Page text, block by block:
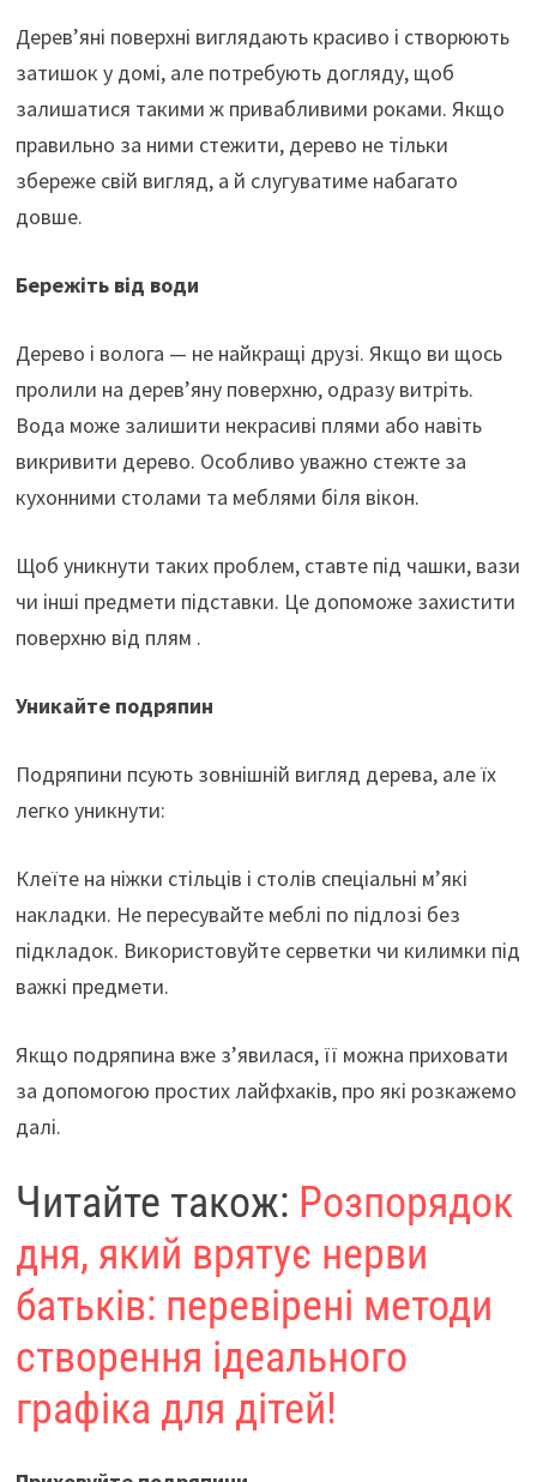
b
o
o
k
gr
a
m
at
sA
p
p
er
Дерев’яні поверхні виглядають красиво і створюють
затишок у домі, але потребують догляду, щоб
залишатися такими ж привабливими роками. Якщо
правильно за ними стежити, дерево не тільки
збереже свій вигляд, а й слугуватиме набагато
довше.
Бережіть від води
Дерево і волога — не найкращі друзі. Якщо ви щось
пролили на дерев’яну поверхню, одразу витріть.
Вода може залишити некрасиві плями або навіть
викривити дерево. Особливо уважно стежте за
кухонними столами та меблями біля вікон.
Щоб уникнути таких проблем, ставте під чашки, вази
чи інші предмети підставки. Це допоможе захистити
поверхню від плям .
Уникайте подряпин
Подряпини псують зовнішній вигляд дерева, але їх
легко уникнути:
Клеїте на ніжки стільців і столів спеціальні м’які
накладки. Не пересувайте меблі по підлозі без
підкладок. Використовуйте серветки чи килимки під
важкі предмети.
Якщо подряпина вже з’явилася, її можна приховати
за допомогою простих лайфхаків, про які розкажемо
далі.
Читайте також: Розпорядок
дня, який врятує нерви
батьків: перевірені методи
створення ідеального
графіка для дітей!